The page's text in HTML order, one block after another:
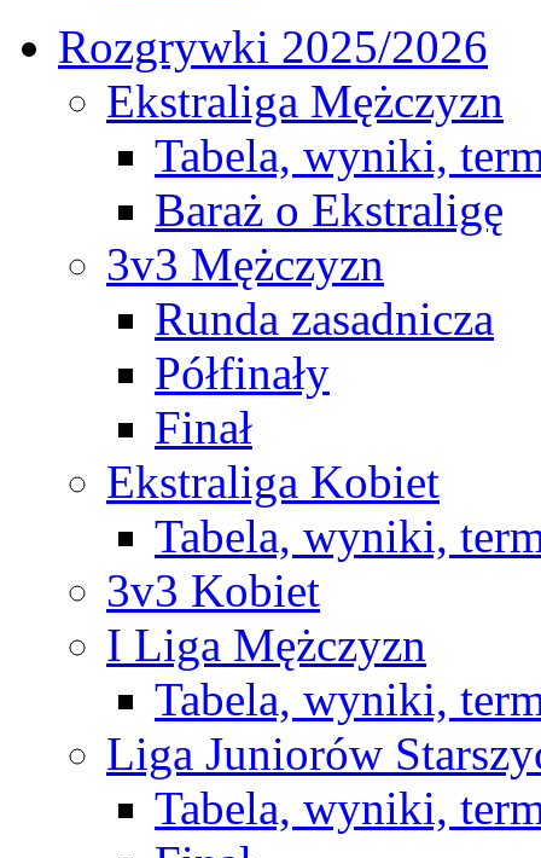
Rozgrywki 2025/2026
Ekstraliga Mężczyzn
Tabela, wyniki,
Baraż o Ekstraligę
3v3 Mężczyzn
Runda zasadnicza
Półfinały
Finał
Ekstraliga Kobiet
Tabela, wyniki,
3v3 Kobiet
I Liga Mężczyzn
Tabela, wyniki,
Liga Juniorów
Tabela, wyniki,